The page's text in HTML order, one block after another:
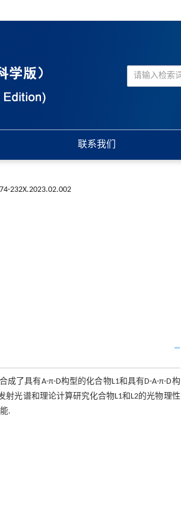
联系我们
232X.2023.02.002
了具有A-π-D构型的化合物L1和具有D-A-π-D构
射光谱和理论计算研究化合物L1和L2的光物理性
.